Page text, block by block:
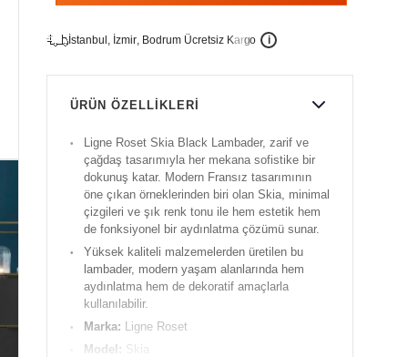
İstanbu , İzmir, Bodrum Ücretsiz Kargo i
ÜRÜN ÖZELLIKLERI
Ligne Roset Skia Black Lambader, zarif ve
çağdaş tasarımıyla her mekana sofistike bir
dokunuş katar. Modern Fransız tasarımının
öne çıkan örneklerinden biri olan Skia, minimal
çizgileri ve şık renk tonu ile hem estetik hem
de fonksiyonel bir aydınlatma çözümü sunar.
Yüksek kaliteli malzemelerden üretilen bu
lambader, modern yaşam alanlarında hem
aydınlatma hem de dekoratif amaçlarla
kullanılabilir.
Marka: Ligne Roset
Model: Skia